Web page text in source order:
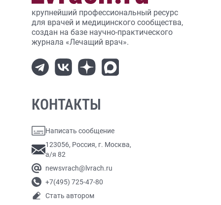
крупнейший профессиональный ресурс
для врачей и медицинского сообщества,
создан на базе научно-практического
журнала «Лечащий врач».
КОНТАКТЫ
Написать сообщение
123056, Россия, г. Москва,
а/я 82
newsvrach@lvrach.ru
+7(495) 725-47-80
Стать автором